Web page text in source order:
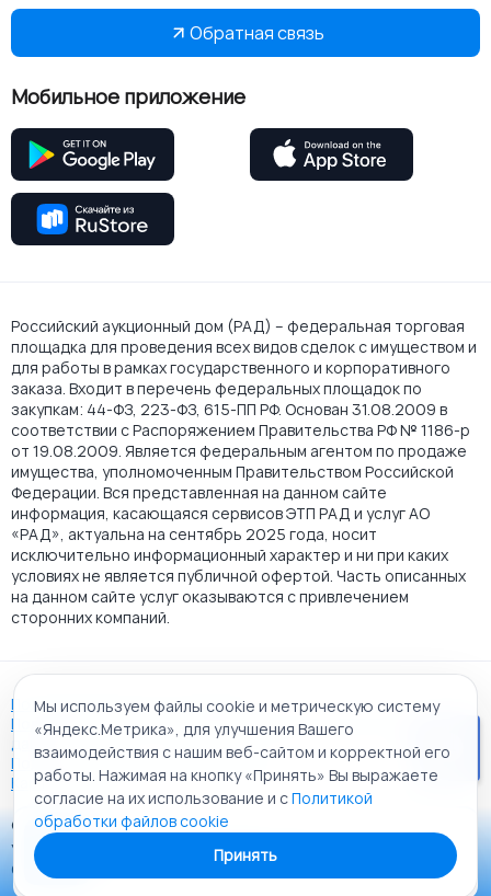
Обратная связь
Мобильное приложение
Российский аукционный дом (РАД) – федеральная торговая
площадка для проведения всех видов сделок с имуществом и
для работы в рамках государственного и корпоративного
заказа. Входит в перечень федеральных площадок по
закупкам: 44-ФЗ, 223-ФЗ, 615-ПП РФ. Основан 31.08.2009 в
соответствии с Распоряжением Правительства РФ № 1186-р
от 19.08.2009. Является федеральным агентом по продаже
имущества, уполномоченным Правительством Российской
Федерации. Вся представленная на данном сайте
информация, касающаяся сервисов ЭТП РАД и услуг АО
«РАД», актуальна на сентябрь 2025 года, носит
исключительно информационный характер и ни при каких
условиях не является публичной офертой. Часть описанных
на данном сайте услуг оказываются с привлечением
сторонних компаний.
Пользовательское соглашение
Политика АО "РАД" в отношении обработки персональных
данных
Политика обработки файлов cookie
Карта сайта
© 2009 - 2026 АО «Российский аукционный дом»
универсальная торговая площадка. Все права защищены.
Создание сайта: Alt It Solutions
Мы используем файлы cookie и метрическую систему
«Яндекс.Метрика», для улучшения Вашего
взаимодействия с нашим веб-сайтом и корректной его
работы. Нажимая на кнопку «Принять» Вы выражаете
согласие на их использование и сПолитикой
обработки файлов cookie
Принять
Приложение «РАД Каталог»
Теперь у вас в кармане все торги ЭТП РАД Lot-online